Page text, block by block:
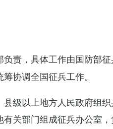
责，具体工作由国防部
协调全国征兵工作。
级以上地方人民政府组
关部门组成征兵办公室